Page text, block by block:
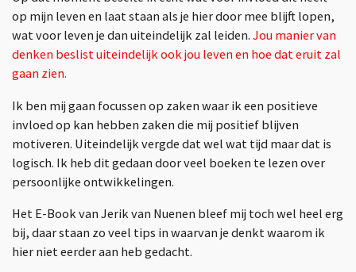
op mijn leven en laat staan als je hier door mee blijft lopen,
wat voor leven je dan uiteindelijk zal leiden. Jou manier van
denken beslist uiteindelijk ook jou leven en hoe dat eruit zal
gaan zien.
Ik ben mij gaan focussen op zaken waar ik een positieve
invloed op kan hebben zaken die mij positief blijven
motiveren. Uiteindelijk vergde dat wel wat tijd maar dat is
logisch. Ik heb dit gedaan door veel boeken te lezen over
persoonlijke ontwikkelingen.
Het E-Book van Jerik van Nuenen bleef mij toch wel heel erg
bij, daar staan zo veel tips in waarvan je denkt waarom ik
hier niet eerder aan heb gedacht.